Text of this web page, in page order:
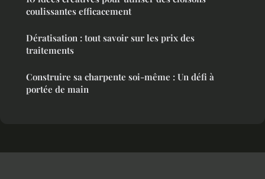
coulissantes efficacement
Dératisation : tout savoir sur les prix des
traitements
Construire sa charpente soi-même : Un défi à
portée de main